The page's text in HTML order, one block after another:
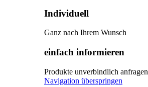
Individuell
Ganz nach Ihrem Wunsch
einfach informieren
Produkte unverbindlich anfragen
Navigation überspringen